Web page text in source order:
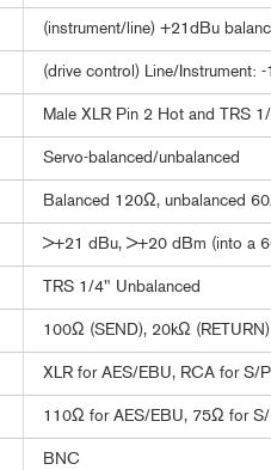
(instrument/line) +21dBu
(drive control) Line/
Male XLR Pin 2 Hot and TRS
Servo-balanced/unbalanced
Balanced 120Ω, unbalanced
>+21 dBu, >+20 dBm (into a
TRS 1/4" Unbalanced
100Ω (SEND), 20kΩ (RETURN)
XLR for AES/EBU, RCA for S/
110Ω for AES/EBU, 75Ω for S/
BNC